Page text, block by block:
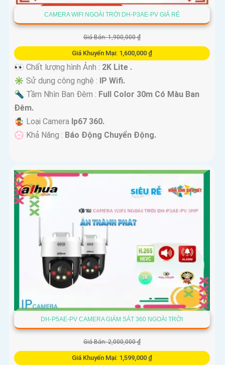
CAMERA WIFI NGOÀI TRỜI DH-P3AE-PV GIÁ RẺ
Giá Bán: 1,900,000 ₫
Giá Khuyến Mại: 1,600,000 ₫
️
👀 Chất lượng hình Ảnh : 2K Lite .
✳️ Sử dụng công nghệ :
IP Wifi.
🔦 Tầm Nhìn Ban Đêm : Full Color 30m Có Màu Ban
Ðêm.
🤹 Loại Camera Ip67 360.
️💮 Khả Năng : Báo Động Chuyển Động.
DH-P5AE-PV CAMERA GIÁM SÁT 360 NGOÀI TRỜI
Giá Bán: 2,000,000 ₫
Giá Khuyến Mại: 1,599,000 ₫